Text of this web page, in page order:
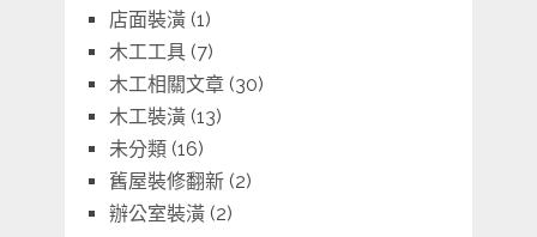
店面裝潢(1)
木工工具(7)
木工相關文章(30)
木工裝潢(13)
未分類(16)
舊屋裝修翻新(2)
辦公室裝潢(2)